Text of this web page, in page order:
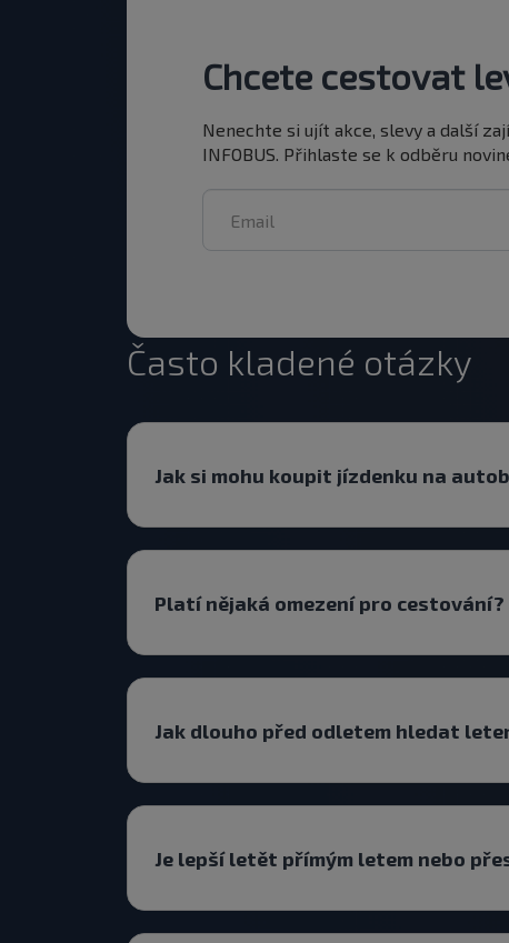
Chcete cestovat
Nenechte si ujít akce, slevy a další
INFOBUS. Přihlaste se k odběru
Často kladené otázky
Jak si mohu koupit jízdenku na
Platí nějaká omezení pro cestování?
Jak dlouho před odletem hledat
Je lepší letět přímým letem nebo